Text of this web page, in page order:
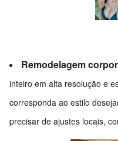
Remodelagem
inteiro em alta resolução e
corresponda ao estilo
precisar de ajustes locais,